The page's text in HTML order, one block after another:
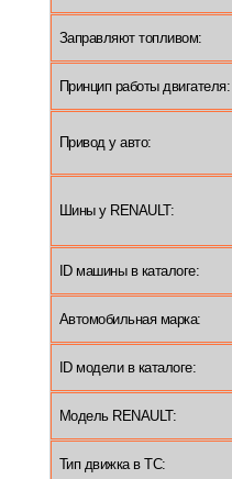
Заправляют топливом:
Принцип работы двигателя:
Привод у авто:
Шины у RENAULT:
ID машины в каталоге:
Автомобильная марка:
ID модели в каталоге:
Модель RENAULT:
Тип движка в ТС: